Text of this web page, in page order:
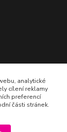
analytické
cílení reklamy
preferencí
části stránek.